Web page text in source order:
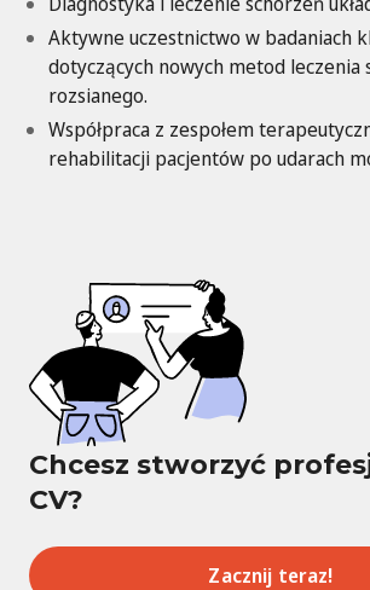
Aktywne uczestnictwo w badaniach
dotyczących nowych metod leczenia
rozsianego.
Współpraca z zespołem
rehabilitacji pacjentów po udarach
Chcesz stworzyć
CV?
Zacznij teraz!